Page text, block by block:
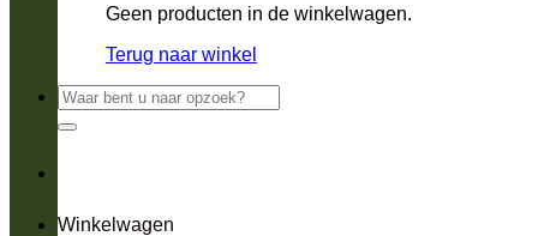
Geen producten in de winkelwagen.
Terug naar winkel
Zoeken
naar:
Winkelwagen